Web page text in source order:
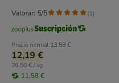
Precio normal 13,58 €
12,19 €
26,50 € / kg
11,58 €
Valorar: 5/5 (1)